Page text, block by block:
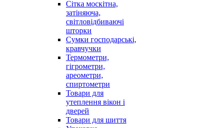
Сітка москітна,
затіняюча,
світловідбиваючі
шторки
Сумки господарські,
кравчучки
Термометри,
гігрометри,
ареометри,
спиртометри
Товари для
утеплення вікон і
дверей
Товари для шиття